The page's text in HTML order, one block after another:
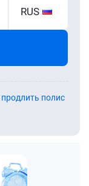
RUS
продлить полис